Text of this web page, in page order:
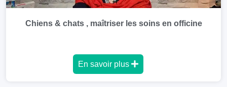
Chiens & chats , maîtriser les soins en officine
En savoir plus